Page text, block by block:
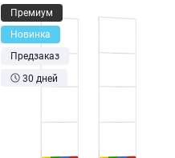
Премиум
Новинка
Предзаказ
30 дней